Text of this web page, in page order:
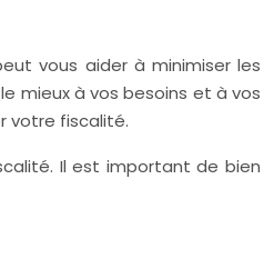
vous aider à minimiser les
mieux à vos besoins et à vos
votre fiscalité.
Il est important de bien